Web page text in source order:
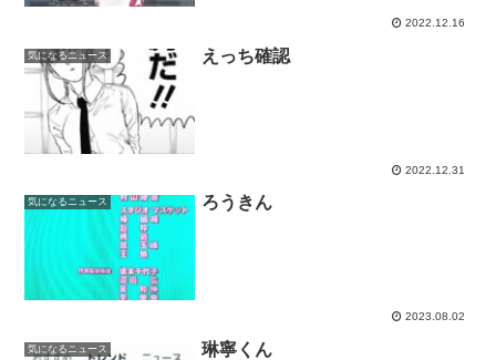
2022.12.16
気になるニュース えっち確認
2022.12.31
気になるニュース ろうきん
2023.08.02
気になるニュース 琳寧くん